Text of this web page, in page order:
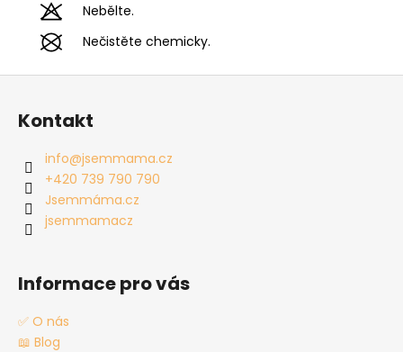
Nebělte.
Nečistěte chemicky.
Z
Kontakt
info@jsemmama.cz
+420 739 790 790
Jsemmáma.cz
jsemmamacz
Informace pro vás
✅ O nás
📖 Blog